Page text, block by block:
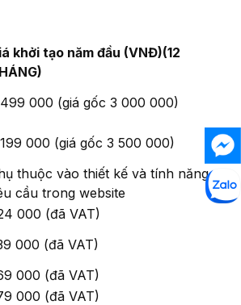
khởi tạo năm đầu (VNĐ)(12
000 (giá gốc 3 000 000)
000 (giá gốc 3 500 000)
thuộc vào thiết kế và tính năng
cầu trong website
000 (đã VAT)
000 (đã VAT)
000 (đã VAT)
000 (đã VAT)